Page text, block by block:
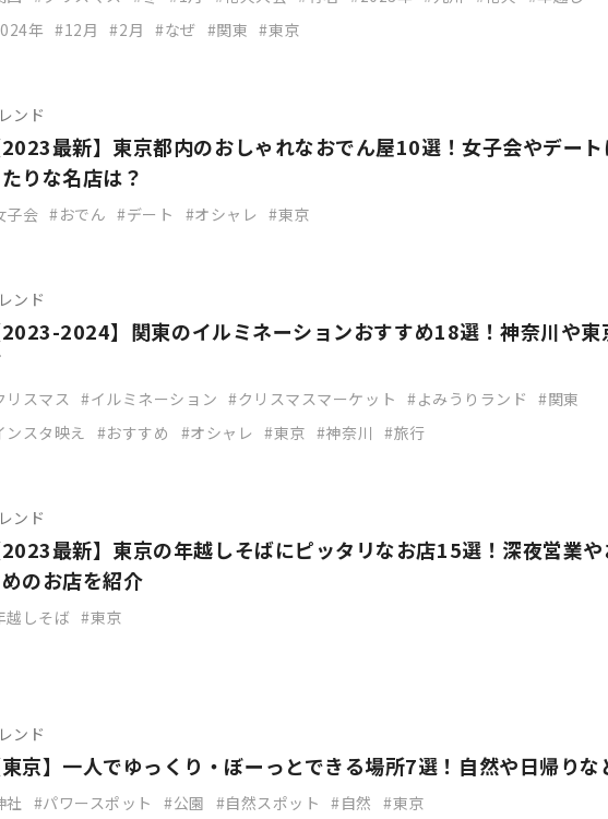
年
12月 2月 なぜ 関東 東京
ンド
2023最新】東京都内のおしゃれなおでん屋10選！女子会やデー
りな名店は？
子会 おでん デート オシャレ 東京
ンド
2023-2024】関東のイルミネーションおすすめ18選！神奈川や東
リスマス イルミネーション クリスマスマーケット よみうりランド
関東
ンスタ映え
おすすめ オシャレ 東京 神奈川 旅行
ンド
2023最新】東京の年越しそばにピッタリなお店15選！深夜営業や
のお店を紹介
越しそば 東京
ンド
東京】一人でゆっくり・ぼーっとできる場所7選！自然や日帰りな
社 パワースポット 公園 自然スポット 自然 東京